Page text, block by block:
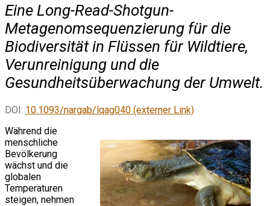
Eine Long-Read-Shotgun-
Metagenomsequenzierung für die
Biodiversität in Flüssen für Wildtiere,
Verunreinigung und die
Gesundheitsüberwachung der Umwelt.
DOI: 10.1093/nargab/lqag040 (externer Link)
Während die
menschliche
Bevölkerung
wächst und die
globalen
Temperaturen
steigen, nehmen